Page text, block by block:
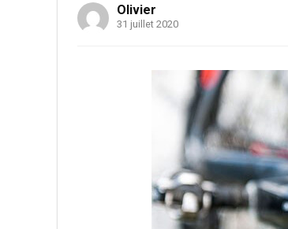
Olivier
31 juillet 2020